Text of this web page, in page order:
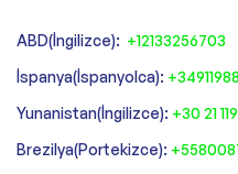
ABD(İngilizce): +12133256703
İspanya(İspanyolca):
‍Yunanistan(İngilizce): +30 21
‍Brezilya(Portekizce):